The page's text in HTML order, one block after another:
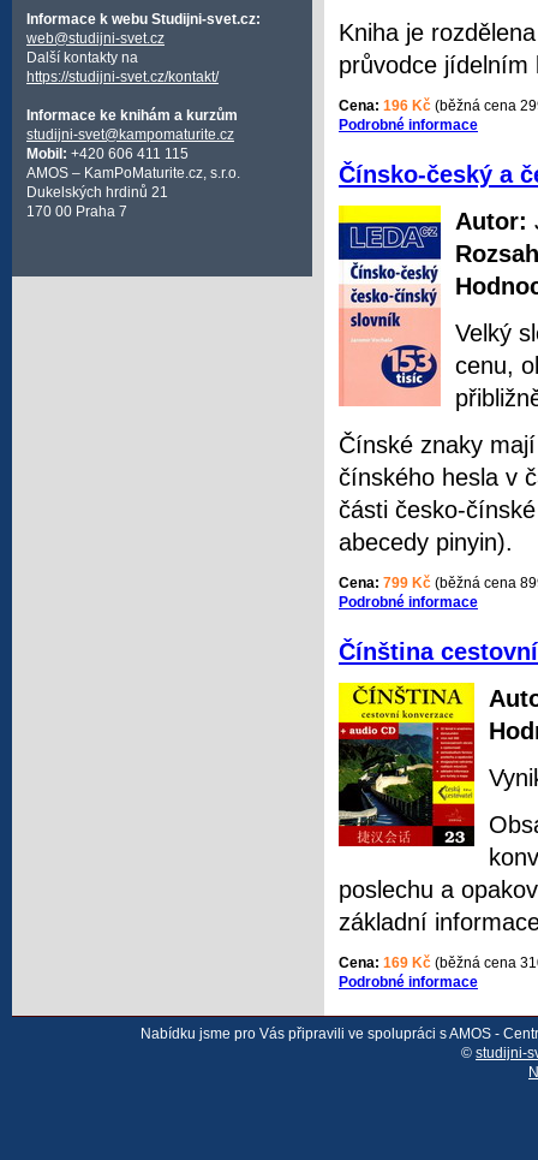
Informace k webu Studijni-svet.cz:
web@studijni-svet.cz
Další kontakty na
https://studijni-svet.cz/kontakt/
Informace ke knihám a kurzům
studijni-svet@kampomaturite.cz
Mobil: +420 606 411 115
AMOS – KamPoMaturite.cz, s.r.o.
Dukelských hrdinů 21
170 00 Praha 7
Kniha je
průvodce
Cena: 196 Kč (běžná cena
Podrobné informace
Čínsko-český a
Autor:
Velký
cenu,
Čínské znaky
čínského hesla v
části česko-
abecedy pinyin).
Cena: 799 Kč (běžná cena
Podrobné informace
Čínština
poslechu a
základní
Cena: 169 Kč (běžná cena
Podrobné informace
Nabídku jsme pro Vás připravili ve spolupráci s AMOS -
© studijni-